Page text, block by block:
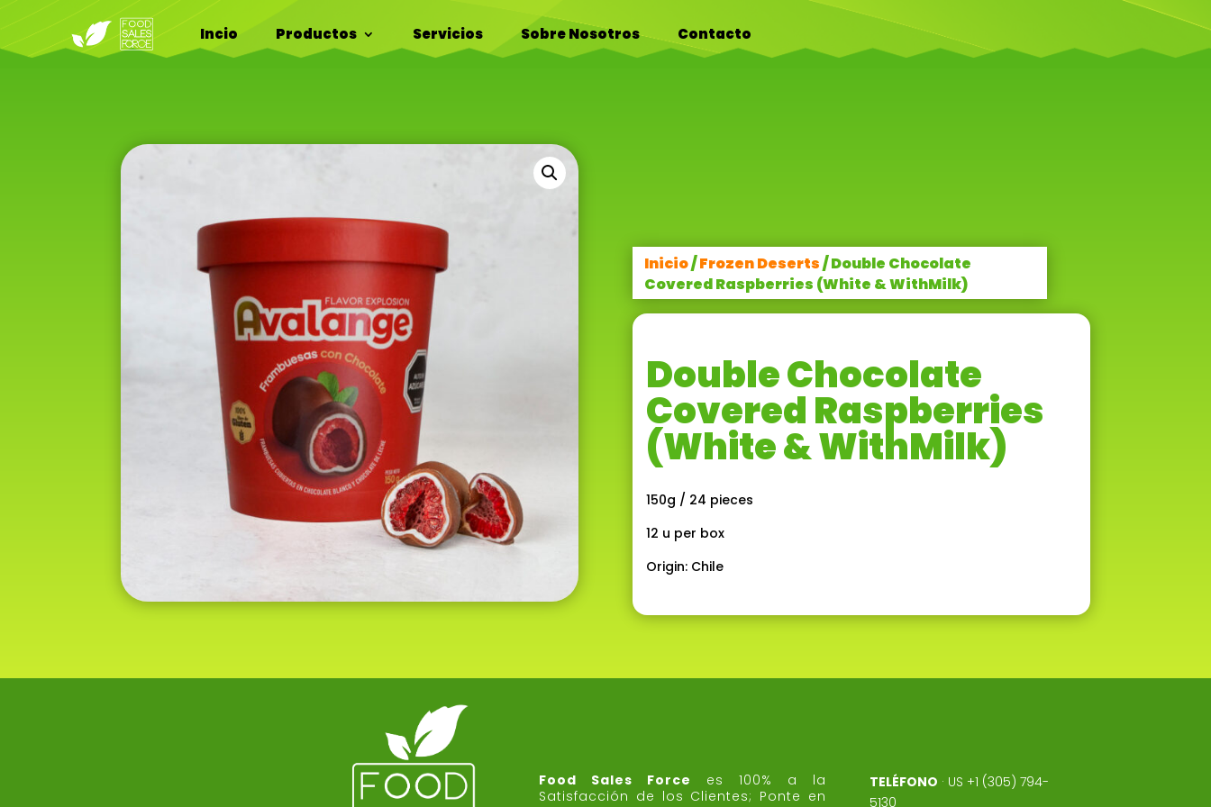
Incio Productos Servicios Sobre Nosotros Contacto
Inicio/Frozen Deserts/ Double Chocolate
Covered Raspberries (White & WithMilk)
Double Chocolate
Covered Raspberries
(White & WithMilk)
150g / 24 pieces
12 u per box
Origin: Chile
Food Sales Force
es 100% a la
Satisfacción de los Clientes; Ponte en
TELÉFONO · US +1 (305) 794-
5130